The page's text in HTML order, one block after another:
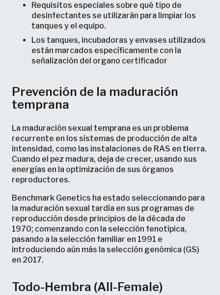
Requisitos especiales sobre qué tipo de
desinfectantes se utilizarán para limpiar los
tanques y el equipo.
Los tanques, incubadoras y envases utilizados
están marcados específicamente con la
señalización del organo certificador
Prevención de la maduración
temprana
La maduración sexual temprana es un problema
recurrente en los sistemas de producción de alta
intensidad, como las instalaciones de RAS en tierra.
Cuando el pez madura, deja de crecer, usando sus
energías en la optimización de sus órganos
reproductores.
Benchmark Genetics ha estado seleccionando para
la maduración sexual tardía en sus programas de
reproducción desde principios de la década de
1970; comenzando con la selección fenotípica,
pasando a la selección familiar en 1991 e
introduciendo aún más la selección genómica (GS)
en 2017.
Todo-Hembra (All-Female)